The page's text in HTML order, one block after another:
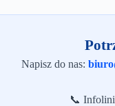
Napisz do nas:
📞